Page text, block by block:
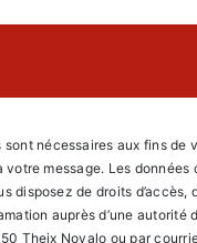
nécessaires aux fins
message. Les
disposez de droits
auprès d’une
Theix Noyalo ou par